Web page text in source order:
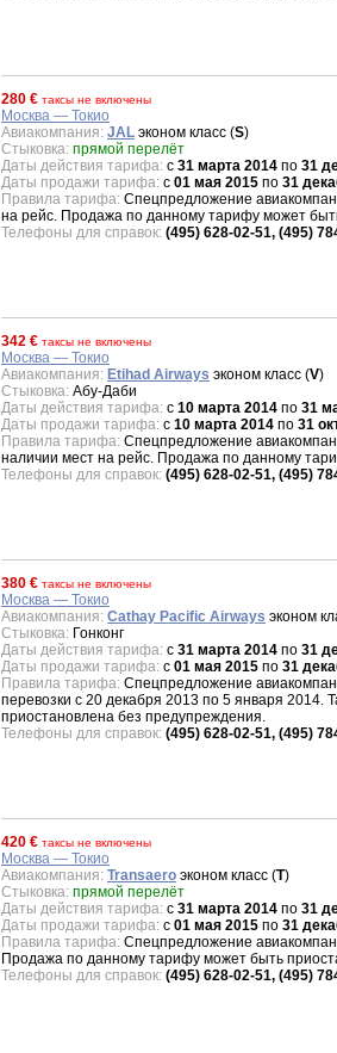
280 € таксы не включены
Москва — Токио
Авиакомпания: JAL эконом класс (S)
Стыковка: прямой перелёт
Даты действия тарифа: с 31 марта 2014 по 31
Даты продажи тарифа: с 01 мая 2015 по 31
Правила тарифа: Спецпредложение
на рейс. Продажа по данному тарифу может
Телефоны для справок: (495) 628-02-51, (495)
342 € таксы не включены
Москва — Токио
Авиакомпания: Etihad Airways эконом класс (V)
Стыковка: Абу-Даби
Даты действия тарифа: с 10 марта 2014 по 31
Даты продажи тарифа: с 10 марта 2014 по 31
Правила тарифа: Спецпредложение
наличии мест на рейс. Продажа по данному
Телефоны для справок: (495) 628-02-51, (495)
380 € таксы не включены
Москва — Токио
Авиакомпания: Cathay Pacific Airways эконом
Стыковка: Гонконг
Даты действия тарифа: с 31 марта 2014 по 31
Даты продажи тарифа: с 01 мая 2015 по 31
Правила тарифа: Спецпредложение
перевозки с 20 декабря 2013 по 5 января
приостановлена без предупреждения.
Телефоны для справок: (495) 628-02-51, (495)
420 € таксы не включены
Москва — Токио
Авиакомпания: Transaero эконом класс (T)
Стыковка: прямой перелёт
Даты действия тарифа: с 31 марта 2014 по 31
Даты продажи тарифа: с 01 мая 2015 по 31
Правила тарифа: Спецпредложение
Продажа по данному тарифу может быть
Телефоны для справок: (495) 628-02-51, (495)